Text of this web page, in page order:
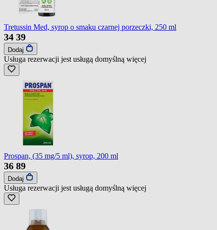
Tretussin Med, syrop o smaku czarnej porzeczki, 250 ml
34 39
Dodaj
Usługa rezerwacji jest usługą domyślną więcej
Prospan, (35 mg/5 ml), syrop, 200 ml
36 89
Dodaj
Usługa rezerwacji jest usługą domyślną więcej